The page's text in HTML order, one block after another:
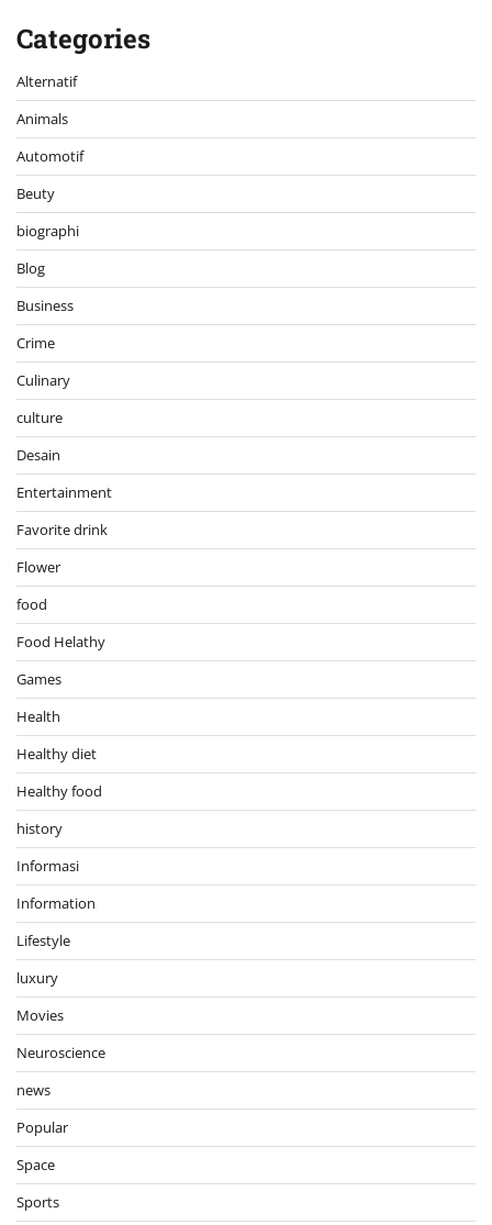
Categories
Alternatif
Animals
Automotif
Beuty
biographi
Blog
Business
Crime
Culinary
culture
Desain
Entertainment
Favorite drink
Flower
food
Food Helathy
Games
Health
Healthy diet
Healthy food
history
Informasi
Information
Lifestyle
luxury
Movies
Neuroscience
news
Popular
Space
Sports